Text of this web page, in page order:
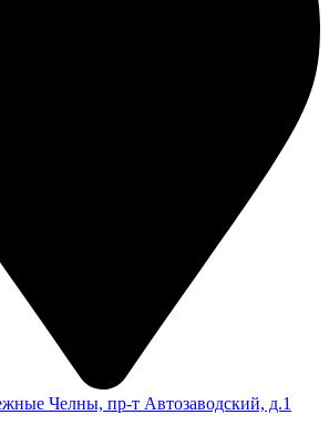
Челны, пр-т Автозаводский, д.1